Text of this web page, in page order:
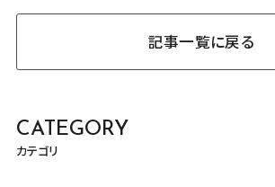
記事一覧に戻る
CATEGORY
カテゴリ